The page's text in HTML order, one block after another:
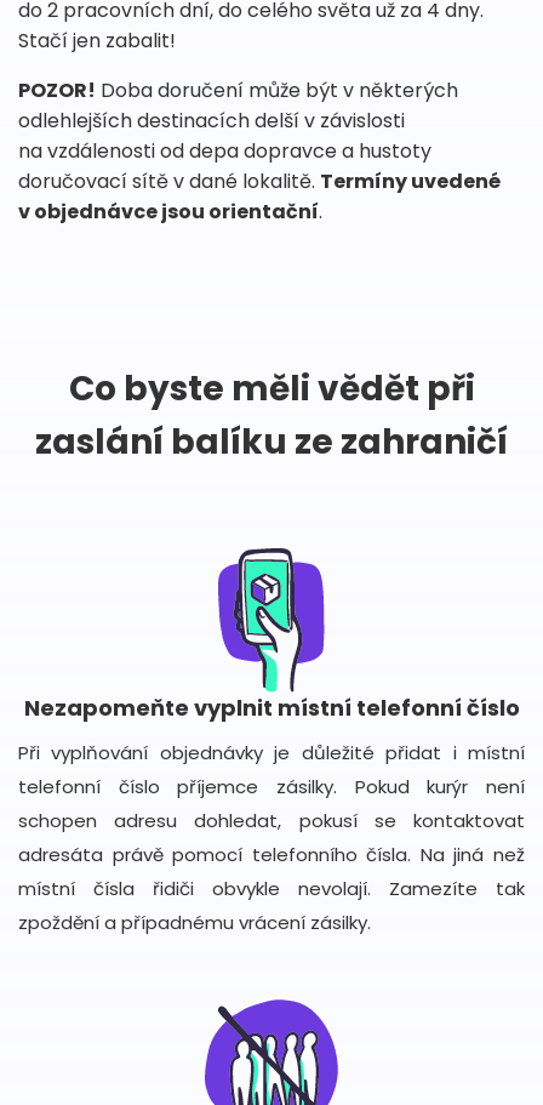
do 2 pracovních dní, do celého světa už za 4 dny.
Stačí jen zabalit!
POZOR! Doba doručení může být v některých
odlehlejších destinacích delší v závislosti
na vzdálenosti od depa dopravce a hustoty
doručovací sítě v dané lokalitě. Termíny uvedené
v objednávce jsou orientační.
Co byste měli vědět při
zaslání balíku ze zahraničí
Nezapomeňte vyplnit místní telefonní číslo
Při vyplňování objednávky je důležité přidat i místní
telefonní číslo příjemce zásilky. Pokud kurýr není
schopen adresu dohledat, pokusí se kontaktovat
adresáta právě pomocí telefonního čísla. Na jiná než
místní čísla řidiči obvykle nevolají. Zamezíte tak
zpoždění a případnému vrácení zásilky.